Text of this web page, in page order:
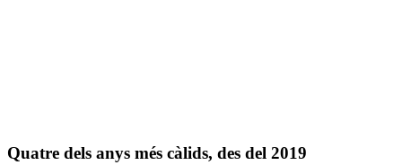
Quatre dels anys més càlids, des del 2019